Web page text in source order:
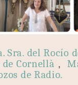
Sra. del Rocío
Cornellà ,
de Radio.